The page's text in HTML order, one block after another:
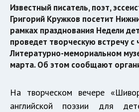
Известный писатель, поэт,
Григорий Кружков посетит
рамках празднования Недели
проведет творческую встречу с
Литературно-мемориальном
марта. Об этом сообщают
На творческом вечере
английской поэзии для